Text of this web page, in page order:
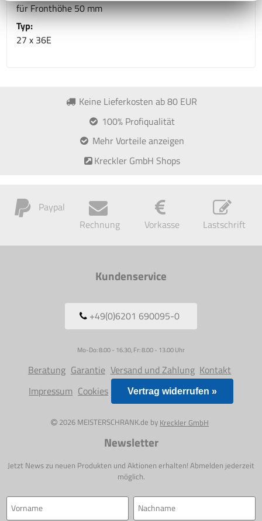
für Fronthöhe 50 mm
Typ:
27 x 36E
Keine Lieferkosten ab 80 EUR
100% Profiqualität
Mehr Vorteile anzeigen
Kreckler GmbH Shops
Paypal
Rechnung
Vorkasse Lastschrift
Kundenservice
+49(0)6201 690095-0
Mo-Do: 8.00 - 16.30, Fr: 8.00 - 13.00 Uhr
Beratung Garantie Versand und Zahlung Kontakt
Impressum Cookies Vertrag widerrufen »
2026 MEISTERSCHRANK.de by Kreckler GmbH
Newsletter
Jetzt News zu neuen Produkten und Aktionen erhalten! Abmelden jederzeit
möglich.